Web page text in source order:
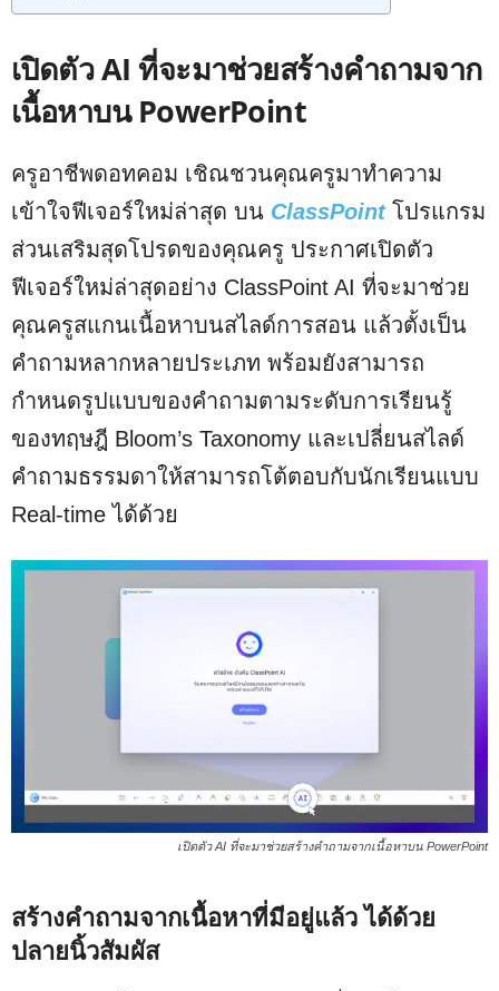
เปิดตัว AI ที่จะมาช่วยสร้างคำถามจาก
เนื้อหาบน PowerPoint
ครูอาชีพดอทคอม เชิณชวนคุณครูมาทำความ
เข้าใจฟีเจอร์ใหม่ล่าสุด บน ClassPointโปรแกรม
ส่วนเสริมสุดโปรดของคุณครู ประกาศเปิดตัว
ฟีเจอร์ใหม่ล่าสุดอย่าง ClassPoint AI ที่จะมาช่วย
คุณครูสแกนเนื้อหาบนสไลด์การสอน แล้วตั้งเป็น
คำถามหลากหลายประเภท พร้อมยังสามารถ
กำหนดรูปแบบของคำถามตามระดับการเรียนรู้
ของทฤษฎี Bloom’s Taxonomy และเปลี่ยนสไลด์
คำถามธรรมดาให้สามารถโต้ตอบกับนักเรียนแบบ
Real-time ได้ด้วย
เปิดตัว AI ที่จะมาช่วยสร้างคำถามจากเนื้อหาบน PowerPoint
สร้างคำถามจากเนื้อหาที่มีอยู่แล้ว ได้ด้วย
ปลายนิ้วสัมผัส